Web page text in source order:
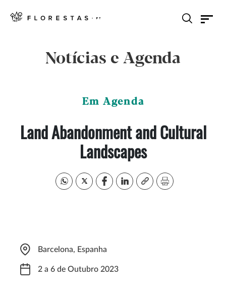
Notícias e Agenda
Em Agenda
Land Abandonment and Cultural
Landscapes
Barcelona, Espanha
2 a 6 de Outubro 2023